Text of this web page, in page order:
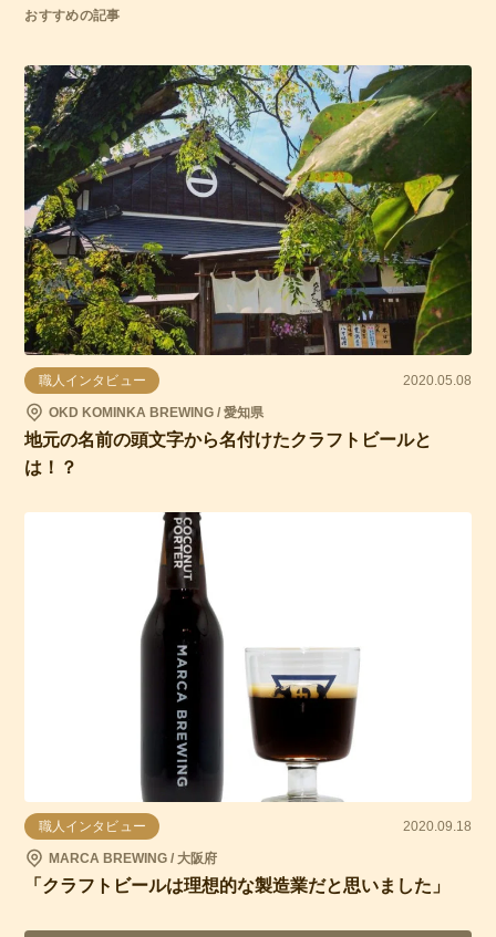
おすすめの記事
職人インタビュー 2020.05.08
OKD KOMINKA BREWING / 愛知県
地元の名前の頭文字から名付けたクラフトビールと
は！？
職人インタビュー 2020.09.18
MARCA BREWING / 大阪府
「クラフトビールは理想的な製造業だと思いました」